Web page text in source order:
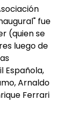
fue
(quien se
luego de
Española,
Arnaldo
Ferrari